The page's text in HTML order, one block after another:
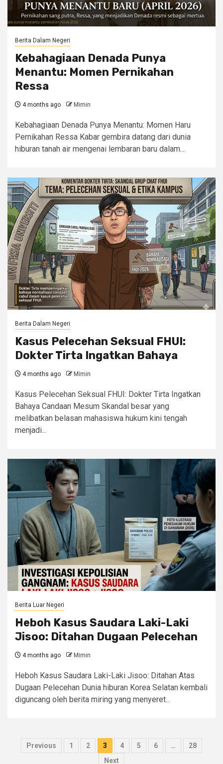
Berita Dalam Negeri
Kebahagiaan Denada Punya
Menantu: Momen Pernikahan
Ressa
4 months ago Mimin
Kebahagiaan Denada Punya Menantu: Momen Haru
Pernikahan Ressa Kabar gembira datang dari dunia
hiburan tanah air mengenai lembaran baru dalam...
Berita Dalam Negeri
Kasus Pelecehan Seksual FHUI:
Dokter Tirta Ingatkan Bahaya
4 months ago Mimin
Kasus Pelecehan Seksual FHUI: Dokter Tirta Ingatkan
Bahaya Candaan Mesum Skandal besar yang
melibatkan belasan mahasiswa hukum kini tengah
menjadi...
Berita Luar Negeri
Heboh Kasus Saudara Laki-Laki
Jisoo: Ditahan Dugaan Pelecehan
4 months ago Mimin
Heboh Kasus Saudara Laki-Laki Jisoo: Ditahan Atas
Dugaan Pelecehan Dunia hiburan Korea Selatan kembali
diguncang oleh berita miring yang menyeret...
Posts
Previous 1 2 3 4 5 6 …
28
Next